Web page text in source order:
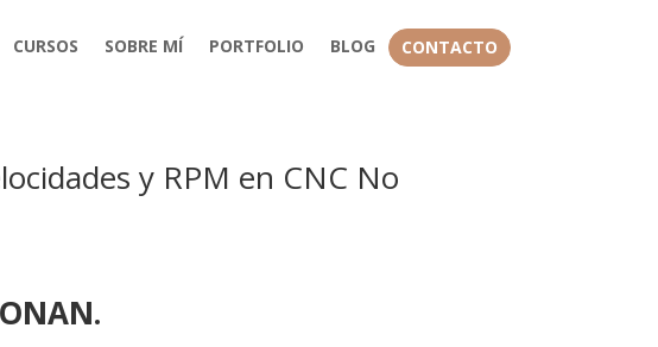
CURSOS SOBRE MÍ PORTFOLIO BLOG CONTACTO
y RPM en CNC No